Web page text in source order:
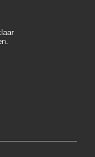
bescherming
van Nexa Autocolor
voor een langdurige
een gladde,
door een